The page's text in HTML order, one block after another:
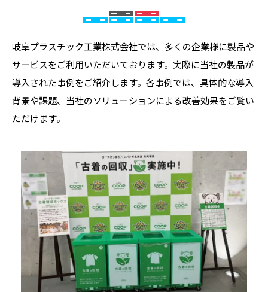
岐阜プラスチック工業株式会社では、多くの企業様に製品や
サービスをご利用いただいております。実際に当社の製品が
導入された事例をご紹介します。各事例では、具体的な導入
背景や課題、当社のソリューションによる改善効果をご覧い
ただけます。